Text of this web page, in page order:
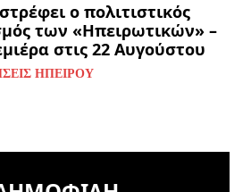
ο πολιτιστικός
των «Ηπειρωτικών» –
στις 22 Αυγούστου
ΗΠΕΊΡΟΥ